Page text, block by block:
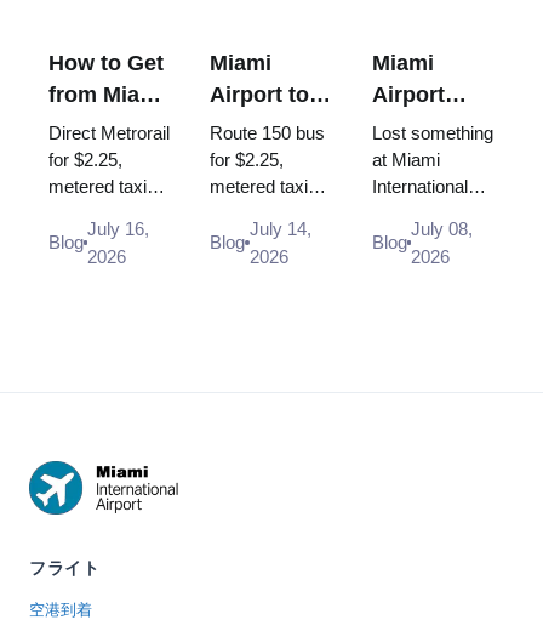
How to Get
from Miami
Airport to
Brickell
Direct Metrorail
for $2.25,
metered taxi
Uber - every
way from MIA
Blog
July 16,
2026
Miami
Airport to
South
Beach: Bus
150, Taxi,
Uber (2026
Guide)
Route 150 bus
for $2.25,
metered taxi
$35 flat rate is
gone) or Uber -
Blog
July 14,
2026
Miami
Airport
Lost and
Found:
How to
Report a
Lost Item
Lost something
at Miami
International
is exactly
where and how
Blog
July 08,
2026
フライト
空港到着